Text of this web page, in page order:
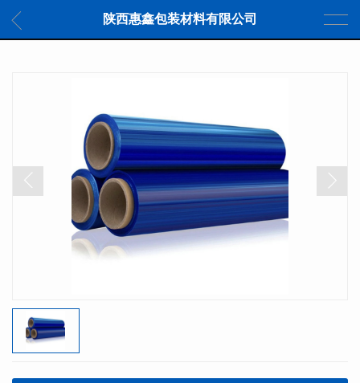
陕西惠鑫包装材料有限公司